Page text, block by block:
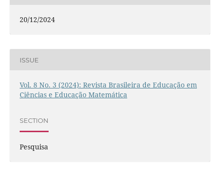
20/12/2024
ISSUE
Vol. 8 No. 3 (2024): Revista Brasileira de Educação em
Ciências e Educação Matemática
SECTION
Pesquisa